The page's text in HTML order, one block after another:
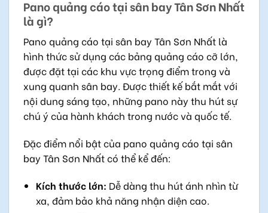
Pano quảng cáo tại sân bay Tân Sơn Nhất
là gì?
Pano quảng cáo tại sân bay Tân Sơn Nhất là
hình thức sử dụng các bảng quảng cáo cỡ lớn,
được đặt tại các khu vực trọng điểm trong và
xung quanh sân bay. Được thiết kế bắt mắt với
nội dung sáng tạo, những pano này thu hút sự
chú ý của hành khách trong nước và quốc tế.
Đặc điểm nổi bật của pano quảng cáo tại sân
bay Tân Sơn Nhất có thể kể đến:
Kích thước lớn: Dễ dàng thu hút ánh nhìn từ
xa, đảm bảo khả năng nhận diện cao.